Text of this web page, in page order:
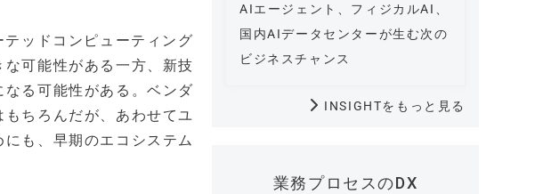
ッドコンピューティング
可能性がある一方、新技
る可能性がある。ベンダ
ちろんだが、あわせてユ
も、早期のエコシステム
AIエージェント、フィジカルAI、
国内AIデータセンターが生む次の
ビジネスチャンス
INSIGHTをもっと見る
業務プロセスのDX